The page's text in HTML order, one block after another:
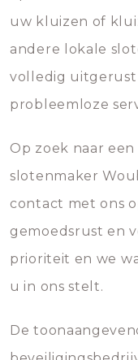
uw kluizen of
andere lokale
volledig uitgerust
probleemloze
Op zoek naar
slotenmaker
contact met ons
gemoedsrust en
prioriteit en we
u in ons stelt.
De